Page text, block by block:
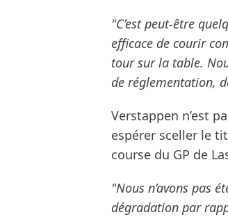
"C’est peut-être
efficace de courir
tour sur la table.
de réglementation,
Verstappen n’est
espérer sceller le
course du GP de
"Nous n’avons pas
dégradation par